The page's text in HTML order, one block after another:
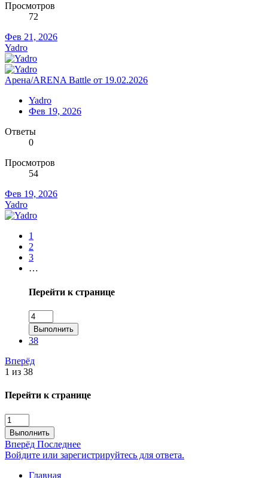
Просмотров
72
Фев 21, 2026
Yadro
Арена/ARENA Battle от 19.02.2026
Yadro
Фев 19, 2026
Ответы
0
Просмотров
54
Фев 19, 2026
Yadro
1
2
3
…
Перейти к странице
Выполнить
38
Вперёд
1 из 38
Перейти к странице
Выполнить
Вперёд Последнее
Войдите или зарегистрируйтесь для ответа.
Главная